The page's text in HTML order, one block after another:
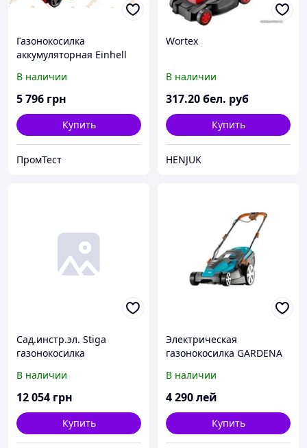
Газонокосилка
аккумуляторная Einhell
В наличии
5 796 грн
Купить
ПромТест
Wortex
В наличии
317.20бел. руб
Купить
HENJUK
Сад.инстр.эл. Stiga
газонокосилка
Collector46SB
В наличии
12 054 грн
Купить
Электрическая
газонокосилка GARDENA
В наличии
4 290лей
Купить